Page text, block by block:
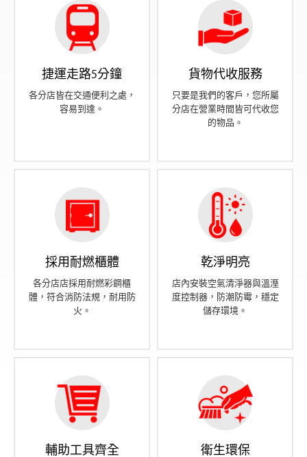
捷運走路5分鐘
各分店皆在交通便利之處，
容易到達。
貨物代收服務
只要是我們的客戶，您所屬
分店在營業時間皆可代收您
的物品。
採用耐燃櫃體
各分店店採用耐燃彩鋼櫃
體，符合消防法規，耐用防
火。
乾淨明亮
店內安裝空氣清淨器與溫溼
度控制器，防潮防霉，穩定
儲存環境。
輔助工具齊全 衛生環保